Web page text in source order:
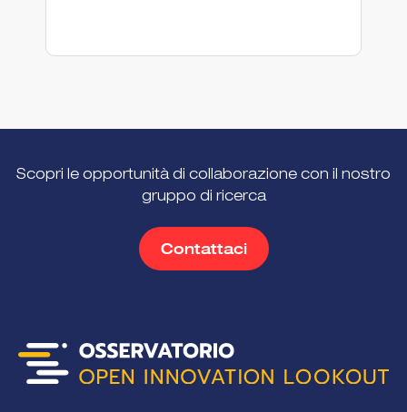
Scopri le opportunità di collaborazione con il nostro
gruppo di ricerca
Contattaci